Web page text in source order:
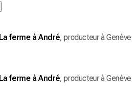
La ferme à André, producteurà Genève
La ferme à André, producteurà Genève